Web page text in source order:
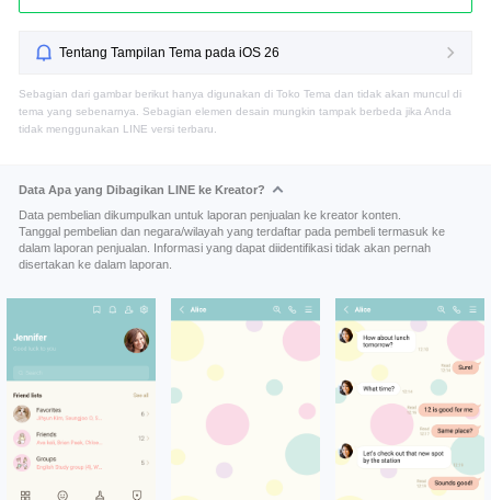
Tentang Tampilan Tema pada iOS 26
Sebagian dari gambar berikut hanya digunakan di Toko Tema dan tidak akan muncul di
tema yang sebenarnya. Sebagian elemen desain mungkin tampak berbeda jika Anda
tidak menggunakan LINE versi terbaru.
Data Apa yang Dibagikan LINE ke Kreator?
Data pembelian dikumpulkan untuk laporan penjualan ke kreator konten.
Tanggal pembelian dan negara/wilayah yang terdaftar pada pembeli termasuk ke
dalam laporan penjualan. Informasi yang dapat diidentifikasi tidak akan pernah
disertakan ke dalam laporan.